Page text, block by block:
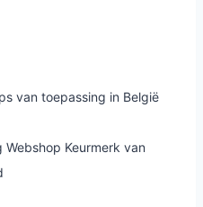
van toepassing in België
Keurmerk van